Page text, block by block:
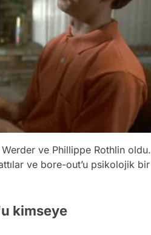
ve Phillippe Rothlin oldu.
ve bore-out’u psikolojik bir
kimseye